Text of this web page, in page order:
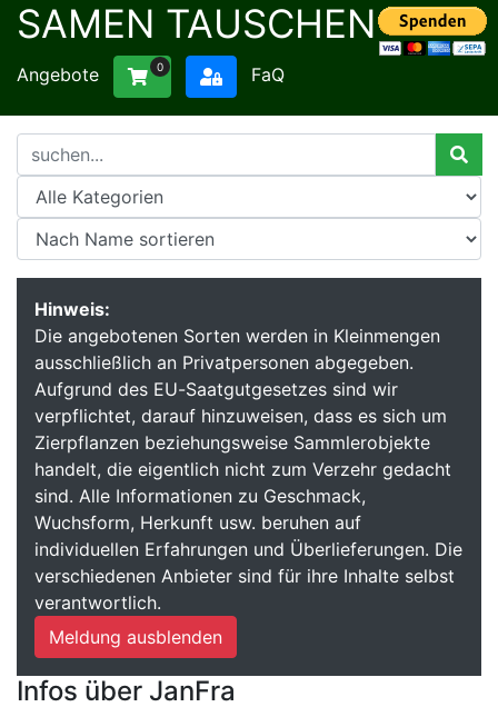
SAMEN TAUSCHEN
Angebote 0 FaQ
Hinweis:
Die angebotenen Sorten werden in Kleinmengen
ausschließlich an Privatpersonen abgegeben.
Aufgrund des EU-Saatgutgesetzes sind wir
verpflichtet, darauf hinzuweisen, dass es sich um
Zierpflanzen beziehungsweise Sammlerobjekte
handelt, die eigentlich nicht zum Verzehr gedacht
sind. Alle Informationen zu Geschmack,
Wuchsform, Herkunft usw. beruhen auf
individuellen Erfahrungen und Überlieferungen. Die
verschiedenen Anbieter sind für ihre Inhalte selbst
verantwortlich.
Meldung ausblenden
Infos über JanFra